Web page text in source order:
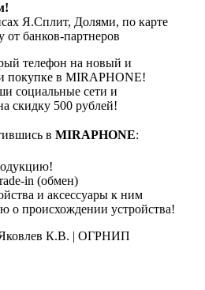
Я.Сплит, Долями, по карте
от банков-партнеров
телефон на новый и
покупке в MIRAPHONE!
социальные сети и
скидку 500 рублей!
в MIRAPHONE:
in (обмен)
и аксессуары к ним
происхождении устройства!
К.В. | ОГРНИП